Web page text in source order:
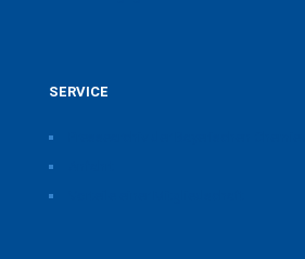
SERVICE